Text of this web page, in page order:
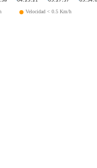
Velocidad < 0.5 Km/h